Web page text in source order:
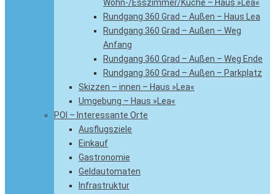
Wohn-/Esszimmer/Küche – Haus »Lea«
Rundgang 360 Grad – Außen – Haus Lea
Rundgang 360 Grad – Außen – Weg
Anfang
Rundgang 360 Grad – Außen – Weg Ende
Rundgang 360 Grad – Außen – Parkplatz
Skizzen – innen – Haus »Lea«
Umgebung – Haus »Lea«
POI – Interessante Orte
Ausflugsziele
Einkauf
Gastronomie
Geldautomaten
Infrastruktur